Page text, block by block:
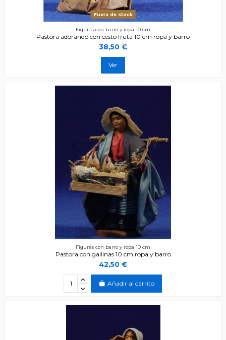
Fuera de stock
Figuras con barro y ropa 10 cm
Pastora adorando con cesto fruta 10 cm ropa y barro
38,50 €
Ver
Figuras con barro y ropa 10 cm
Pastora con gallinas 10 cm ropa y barro
42,50 €
Añadir al carrito